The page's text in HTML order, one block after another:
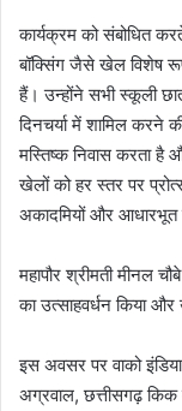
कार्यक्रम को संबोधित
बॉक्सिंग जैसे खेल विशेष
हैं। उन्होंने सभी स्कूली
दिनचर्या में शामिल करने
मस्तिष्क निवास करता है
खेलों को हर स्तर पर
अकादमियों और आधारभूत
महापौर श्रीमती मीनल
का उत्साहवर्धन किया
इस अवसर पर वाको
अग्रवाल, छत्तीसगढ़ किक